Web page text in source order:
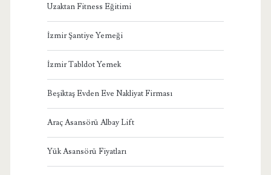
Uzaktan Fitness Eğitimi
İzmir Şantiye Yemeği
İzmir Tabldot Yemek
Beşiktaş Evden Eve Nakliyat Firması
Araç Asansörü Albay Lift
Yük Asansörü Fiyatları